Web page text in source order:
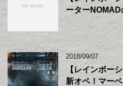
ーター
2018/09/07
【レインボー
新オペ！マー